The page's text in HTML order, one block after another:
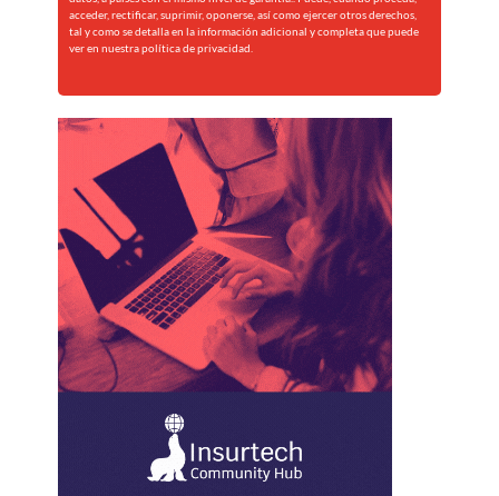
acceder, rectificar, suprimir, oponerse, así como ejercer otros derechos,
tal y como se detalla en la información adicional y completa que puede
ver en nuestrapolítica de privacidad.